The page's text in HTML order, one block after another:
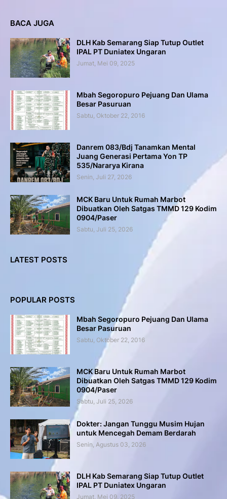
BACA JUGA
DLH Kab Semarang Siap Tutup Outlet
IPAL PT Duniatex Ungaran
Jumat, Mei 09, 2025
Mbah Segoropuro Pejuang Dan Ulama
Besar Pasuruan
Sabtu, Oktober 22, 2016
Danrem 083/Bdj Tanamkan Mental
Juang Generasi Pertama Yon TP
535/Nararya Kirana
Senin, Juli 27, 2026
MCK Baru Untuk Rumah Marbot
Dibuatkan Oleh Satgas TMMD 129 Kodim
0904/Paser
Sabtu, Juli 25, 2026
LATEST POSTS
POPULAR POSTS
Mbah Segoropuro Pejuang Dan Ulama
Besar Pasuruan
Sabtu, Oktober 22, 2016
MCK Baru Untuk Rumah Marbot
Dibuatkan Oleh Satgas TMMD 129 Kodim
0904/Paser
Sabtu, Juli 25, 2026
Dokter: Jangan Tunggu Musim Hujan
untuk Mencegah Demam Berdarah
Senin, Agustus 03, 2026
DLH Kab Semarang Siap Tutup Outlet
IPAL PT Duniatex Ungaran
Jumat, Mei 09, 2025